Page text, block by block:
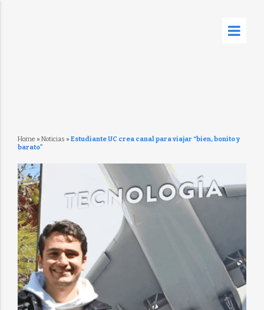
Home » Noticias » Estudiante UC crea canal para viajar “bien, bonito y
barato”